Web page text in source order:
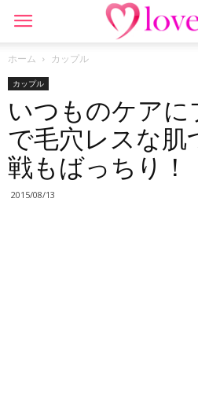
ホーム カップル
カップル
いつものケアに
で毛穴レスな肌
戦もばっちり！
2015/08/13